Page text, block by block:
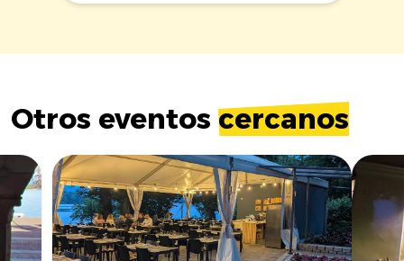
Otros eventos cercanos